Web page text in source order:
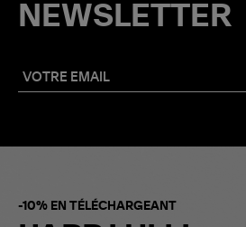
NEWSLETTER
-10% EN TÉLÉCHARGEANT